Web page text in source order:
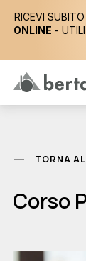
RICEVI SUBITO
ONLINE -
TORNA
Corso